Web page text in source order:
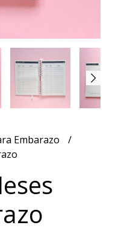
Embarazo